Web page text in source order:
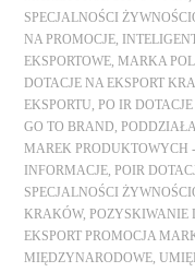
SPECJALNOŚCI
NA PROMOCJE
EKSPORTOWE ,MARKA
DOTACJE NA EKSPORT
EKSPORTU ,PO IR
GO TO BRAND ,
MAREK PRODUKTOWYCH
INFORMACJE ,POIR
SPECJALNOŚCI
KRAKÓW,POZYSKIWANIE
EKSPORT PROMOCJA
MIĘDZYNARODOWE ,